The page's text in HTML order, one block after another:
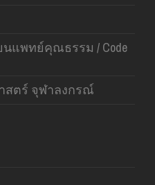
นแพทย์คุณธรรม / Code
ตร์ จุฬาลงกรณ์